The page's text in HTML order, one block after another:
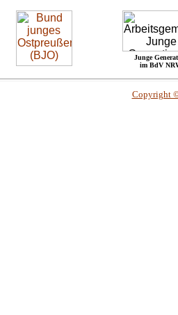
Junge
im BdV
Copyright